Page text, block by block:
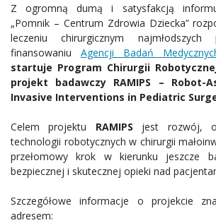
Z ogromną dumą i satysfakcją
„Pomnik – Centrum Zdrowia Dziecka”
leczeniu chirurgicznym najmłodszych
finansowaniu Agencji Badań
startuje Program Chirurgii
projekt badawczy RAMIPS – Robot-
Invasive Interventions in Pediatric
Celem projektu RAMIPS jest rozwój,
technologii robotycznych w chirurgii
przełomowy krok w kierunku jeszcze
bezpiecznej i skutecznej opieki nad
Szczegółowe informacje o projekcie
adresem: